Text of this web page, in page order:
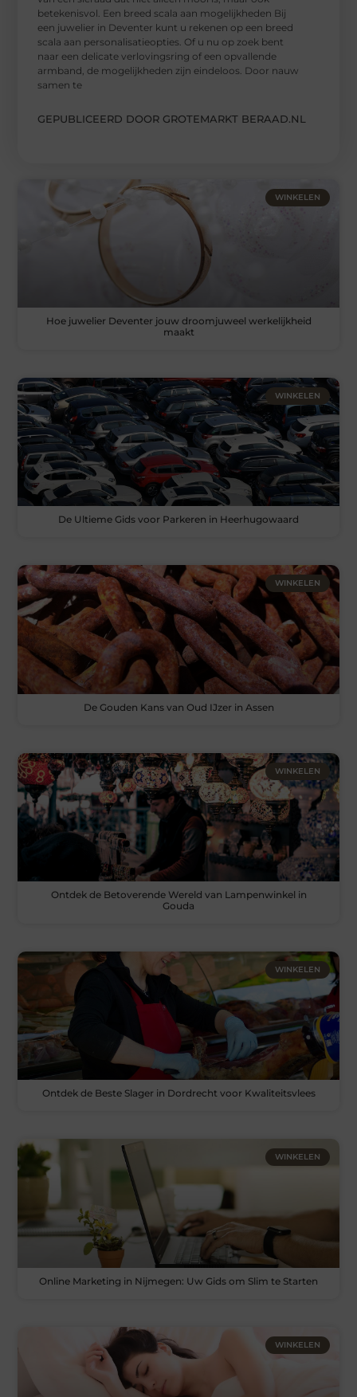
betekenisvol. Een breed scala aan mogelijkheden Bij
een juwelier in Deventer kunt u rekenen op een breed
scala aan personalisatieopties. Of u nu op zoek bent
naar een delicate verlovingsring of een opvallende
armband, de mogelijkheden zijn eindeloos. Door nauw
samen te
GEPUBLICEERD DOOR GROTEMARKT BERAAD.NL
WINKELEN
Hoe juwelier Deventer jouw droomjuweel werkelijkheid
maakt
WINKELEN
De Ultieme Gids voor Parkeren in Heerhugowaard
WINKELEN
De Gouden Kans van Oud IJzer in Assen
WINKELEN
Ontdek de Betoverende Wereld van Lampenwinkel in
Gouda
WINKELEN
Ontdek de Beste Slager in Dordrecht voor Kwaliteitsvlees
WINKELEN
Online Marketing in Nijmegen: Uw Gids om Slim te Starten
WINKELEN